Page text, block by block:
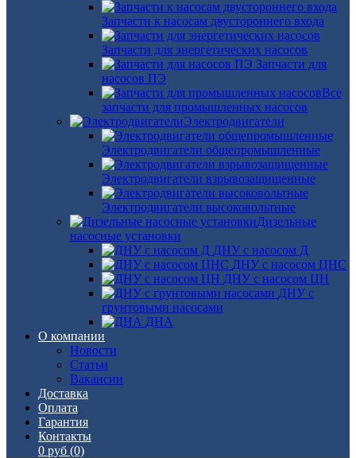
Запчасти к насосам двустороннего входа
Запчасти для энергетических насосов
Запчасти для
насосов ПЭ
Все
запчасти для промышленных насосов
Электродвигатели
Электродвигатели общепромышленные
Электродвигатели взрывозащищенные
Электродвигатели высоковольтные
Дизельные
насосные установки
ДНУ с насосом Д
ДНУ с насосом ЦНС
ДНУ с насосом ЦН
ДНУ с
грунтовыми насосами
ДНА
О компании
Новости
Статьи
Вакансии
Доставка
Оплата
Гарантия
Контакты
0 руб (0)